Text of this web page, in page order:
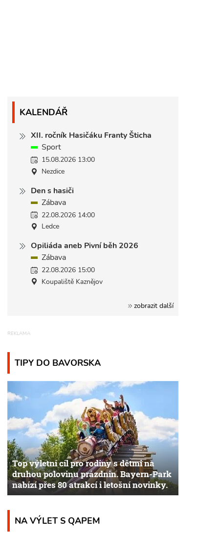
KALENDÁŘ
XII. ročník Hasičáku Franty Šticha
Sport
15.08.2026 13:00
Nezdice
Den s hasiči
Zábava
22.08.2026 14:00
Ledce
Opiliáda aneb Pivní běh 2026
Zábava
22.08.2026 15:00
Koupaliště Kaznějov
zobrazit další
TIPY DO BAVORSKA
Top výletní cíl pro rodiny s dětmi na
druhou polovinu prázdnin. Bayern-Park
nabízí přes 80 atrakcí i letošní novinky.
NA VÝLET S QAPEM